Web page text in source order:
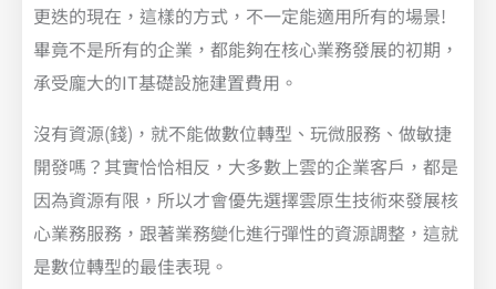
更迭的現在，這樣的方式，不一定能適用所有的場景!
畢竟不是所有的企業，都能夠在核心業務發展的初期，
承受龐大的IT基礎設施建置費用。
沒有資源(錢)，就不能做數位轉型、玩微服務、做敏捷
開發嗎？其實恰恰相反，大多數上雲的企業客戶，都是
因為資源有限，所以才會優先選擇雲原生技術來發展核
心業務服務，跟著業務變化進行彈性的資源調整，這就
是數位轉型的最佳表現。